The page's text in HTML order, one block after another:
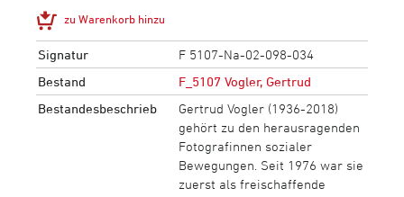
zu Warenkorb hinzu
Signatur
F 5107-Na-02-098-034
Bestand
F_5107 Vogler, Gertrud
Bestandesbeschrieb
Gertrud Vogler (1936-2018)
gehört zu den herausragenden
Fotografinnen sozialer
Bewegungen. Seit 1976 war sie
zuerst als freischaffende